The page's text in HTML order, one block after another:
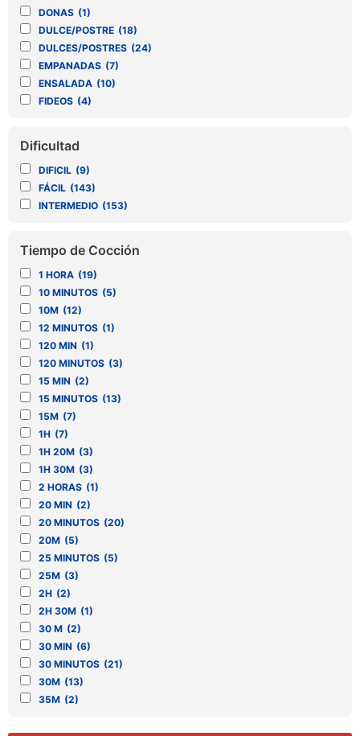
DONAS (1)
DULCE/POSTRE (18)
DULCES/POSTRES (24)
EMPANADAS (7)
ENSALADA (10)
FIDEOS (4)
GUARNICIÓN, PAPAS
GUISO (8)
HAMBURGUESA
HELADO (4)
LOMO
MERIENDA (3)
MUFFINS (2)
PAN (5)
PANADERIA
(7)
PANES (6)
PANES, BOCADITOS SALADOS
PANQUEQUES
PAPAS (7)
PASTA (14)
PASTAS
PASTEL (3)
PAVO (1)
PESCADO
(19)
PESCADOS
PIONONO (1)
PIZZA (5)
POLENTA (3)
POLLO (21)
POSTRE
QUESADILLAS
QUESOS
SALCHICHA
SALSA (7)
SALSA CRIOLLA
SALSA, PESTO,
Dificultad
DIFICIL (9)
FÁCIL (143)
INTERMEDIO (153)
Tiempo de Cocción
1 HORA (19)
10 MINUTOS (5)
10M (12)
12 MINUTOS (1)
120 MIN (1)
120 MINUTOS (3)
15 MIN (2)
15 MINUTOS (13)
15M (7)
1H (7)
1H 20M (3)
1H 30M (3)
2 HORAS (1)
20 MIN (2)
20 MINUTOS (20)
20M (5)
25 MINUTOS (5)
25M (3)
2H (2)
2H 30M (1)
30 M (2)
30 MIN (6)
30 MINUTOS (21)
30M (13)
35M (2)